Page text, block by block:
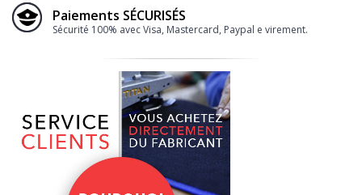
Paiements SÉCURISÉS
Sécurité 100% avec Visa, Mastercard, Paypal e virement.